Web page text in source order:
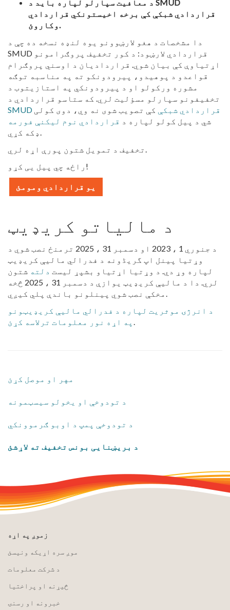
د معافیت سپارلو لپاره باید د SMUD
قراردادي شبکې کې برخه اخیستونکي قراردادي
وکاروئ.
دا مشخصات د هغو لارښوونو یوه لنډه نسخه ده چې د
SMUD قراردادي لارښود: د کور تخفیف پروګرامونو
اړتیاوې کې بیان شوي. قراردادیان د اوسني پروګرام
قواعدو د پوهیدو، پیرودونکو ته په مناسبه توګه
مشوره ورکولو او د پیرودونکي په استازیتوب د
تخفیفونو سپارلو مسؤلیت لري. که ستاسو قراردادي د
SMUD قراردادي شبکې کې تصویب شوی نه وي، دوی کولی
شي د پیل کولو لپاره د قراردادي نوم لیکنې فورمه
ډکه کړي.
تخفیف د تمویل شتون پورې اړه لري.
راځه چي پیل یی کړو!
یو قراردادي ومومئ
د مالیاتو کریډیټ
د جنوري 1 ، 2023 او دسمبر 31 ، 2025 ترمنځ نصب شوي د
وړتیا پینل اپ گریڈونه د فدرالي مالیې کریډیټ
لپاره وړ دي. د وړتیا اړتیاو بشپړ لیست دلته شتون
لري. دا د مالیې کریډیټ یوازې د دسمبر 31 ، 2025 څخه
مخکې نصب شوي پینلونو باندې پلي کیږي.
د انرژۍ موثریت لپاره د فدرالي مالیې کریډیټونو
په اړه نور معلومات ترلاسه کړئ .
مهر او موصل کړئ
د تودوخې او یخولو سیسټمونه
د تودوخې پمپ د اوبو ګرموونکي
د بریښنایی بونس تخفیف ته لاړشئ
زموږ په اړه
موږ سره اړیکه ونیسئ
د شرکت معلومات
څیړنه او پراختیا
خبرونه او رسنۍ